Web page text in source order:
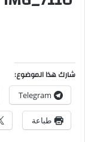
شارك هذا الموضوع:
Telegram
طباعة